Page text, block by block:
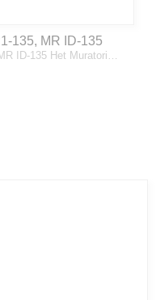
135, MR ID-135
ID-135 Het Muratori…